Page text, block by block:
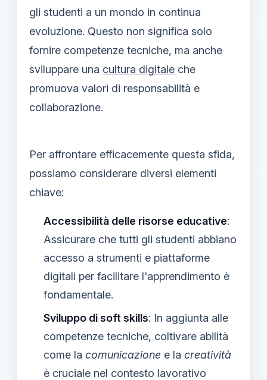
gli studenti a un mondo in continua
evoluzione. Questo non significa solo
fornire competenze tecniche, ma anche
sviluppare una cultura digitale che
promuova valori di responsabilità e
collaborazione.
Per affrontare efficacemente questa sfida,
possiamo considerare diversi elementi
chiave:
Accessibilità delle risorse educative:
Assicurare che tutti gli studenti abbiano
accesso a strumenti e piattaforme
digitali per facilitare l'apprendimento è
fondamentale.
Sviluppo di soft skills: In aggiunta alle
competenze tecniche, coltivare abilità
come la comunicazione e la creatività
è cruciale nel contesto lavorativo